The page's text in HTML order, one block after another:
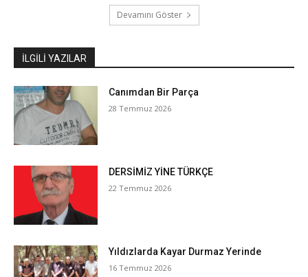
Devamını Göster
İLGILI YAZILAR
Canımdan Bir Parça
28 Temmuz 2026
DERSİMİZ YİNE TÜRKÇE
22 Temmuz 2026
Yıldızlarda Kayar Durmaz Yerinde
16 Temmuz 2026